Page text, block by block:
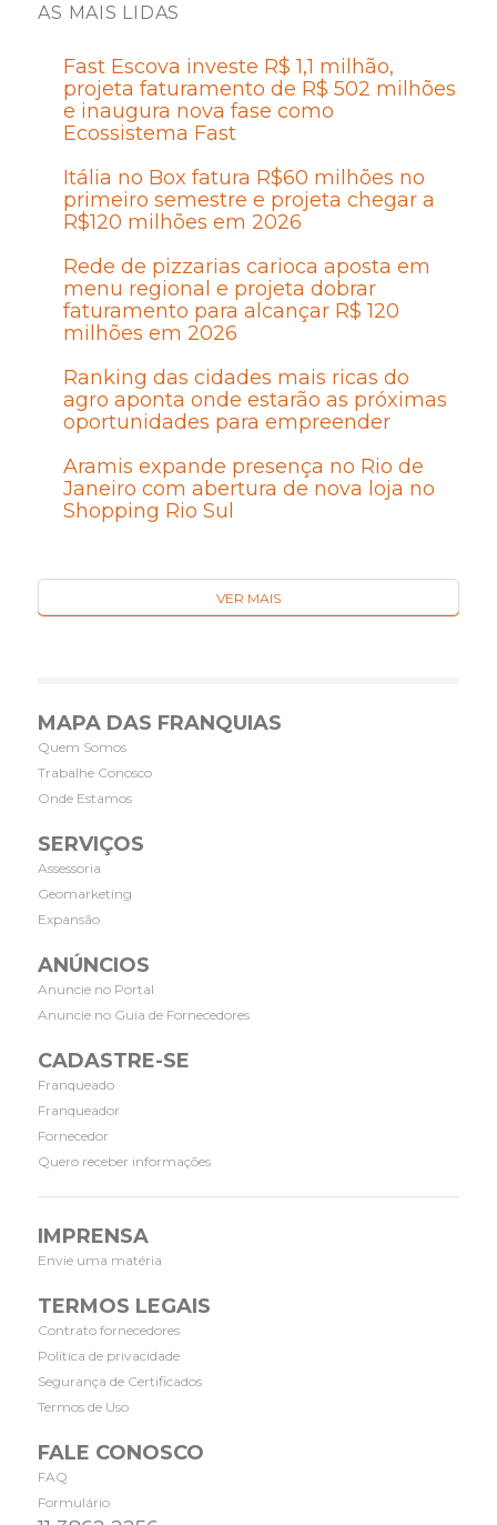
AS MAIS LIDAS
Fast Escova investe R$ 1,1 milhão,
projeta faturamento de R$ 502 milhões
e inaugura nova fase como
Ecossistema Fast
Itália no Box fatura R$60 milhões no
primeiro semestre e projeta chegar a
R$120 milhões em 2026
Rede de pizzarias carioca aposta em
menu regional e projeta dobrar
faturamento para alcançar R$ 120
milhões em 2026
Ranking das cidades mais ricas do
agro aponta onde estarão as próximas
oportunidades para empreender
Aramis expande presença no Rio de
Janeiro com abertura de nova loja no
Shopping Rio Sul
VER MAIS
MAPA DAS FRANQUIAS
Quem Somos
Trabalhe Conosco
Onde Estamos
SERVIÇOS
Assessoria
Geomarketing
Expansão
ANÚNCIOS
Anuncie no Portal
Anuncie no Guia de Fornecedores
CADASTRE-SE
Franqueado
Franqueador
Fornecedor
Quero receber informações
IMPRENSA
Envie uma matéria
TERMOS LEGAIS
Contrato fornecedores
Política de privacidade
Segurança de Certificados
Termos de Uso
FALE CONOSCO
FAQ
Formulário